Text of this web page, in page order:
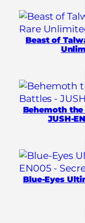
o
r
0
c
a
n
t
Beast of
Behemoth
JUSH-
Blue-Eyes